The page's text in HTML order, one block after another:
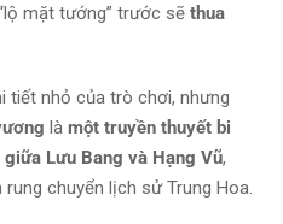
mặt tướng” trước sẽ thua
tiết nhỏ của trò chơi, nhưng
là một truyền thuyết bi
Lưu Bang và Hạng Vũ,
chuyển lịch sử Trung Hoa.